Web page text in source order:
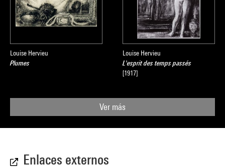
Louise Hervieu
Plumes
Louise Hervieu
L'esprit des temps passés
[1917]
Ver más
Enlaces externos